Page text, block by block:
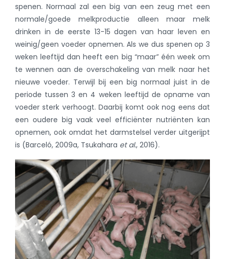
spenen. Normaal zal een big van een zeug met een
normale/goede melkproductie alleen maar melk
drinken in de eerste 13-15 dagen van haar leven en
weinig/geen voeder opnemen. Als we dus spenen op 3
weken leeftijd dan heeft een big “maar” één week om
te wennen aan de overschakeling van melk naar het
nieuwe voeder. Terwijl bij een big normaal juist in de
periode tussen 3 en 4 weken leeftijd de opname van
voeder sterk verhoogt. Daarbij komt ook nog eens dat
een oudere big vaak veel efficiënter nutriënten kan
opnemen, ook omdat het darmstelsel verder uitgerijpt
is (Barceló, 2009a, Tsukahara et al., 2016).